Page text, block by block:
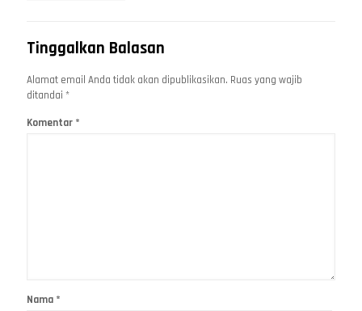
Tinggalkan Balasan
Alamat email Anda tidak akan dipublikasikan. Ruas yang wajib
ditandai *
Komentar *
Nama *